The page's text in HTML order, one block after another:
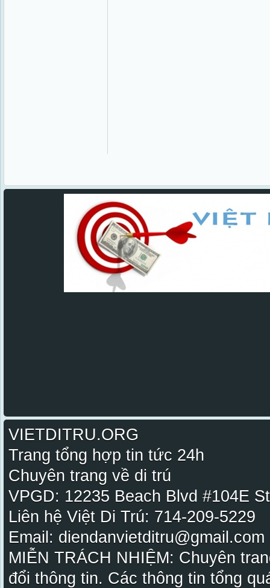
VIETDITRU.ORG
Trang tổng hợp tin tức 24h
Chuyên trang về di trú
VPGD: 12235 Beach Blvd #104E
Liên hệ Việt Di Trú: 714-209-5229
Email:
MIỄN TRÁCH NHIỆM: Chuyên
đổi thông tin. Các thông tin tổng